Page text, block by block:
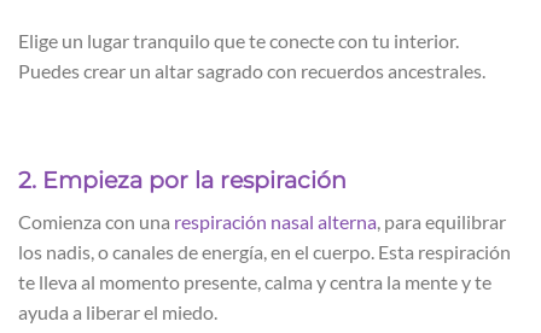
Elige un lugar tranquilo que te conecte con tu interior.
Puedes crear un altar sagrado con recuerdos ancestrales.
2. Empieza por la respiración
Comienza con una respiración nasal alterna, para equilibrar
los nadis, o canales de energía, en el cuerpo. Esta respiración
te lleva al momento presente, calma y centra la mente y te
ayuda a liberar el miedo.